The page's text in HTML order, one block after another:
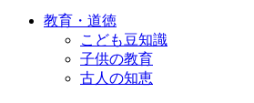
教育・道徳
こども豆知識
子供の教育
古人の知恵